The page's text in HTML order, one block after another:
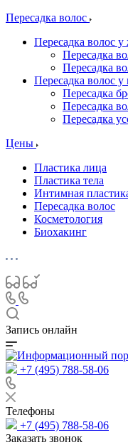
Пересадка волос
Пересадка волос
Пересадка
Пересадка
Пересадка волос
Пересадка
Пересадка
Пересадка
Цены
Пластика лица
Пластика тела
Интимная
Пересадка волос
Косметология
Биохакинг
Запись онлайн
+7 (495) 788-58-06
Телефоны
+7 (495) 788-58-06
Заказать звонок